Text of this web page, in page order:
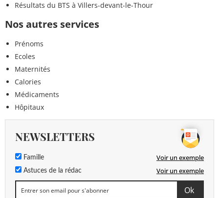
Résultats du BTS à Villers-devant-le-Thour
Nos autres services
Prénoms
Ecoles
Maternités
Calories
Médicaments
Hôpitaux
NEWSLETTERS
Famille Voir un exemple
Astuces de la rédac Voir un exemple